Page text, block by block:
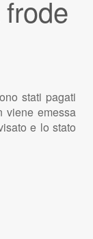
stati pagati
viene emessa
e lo stato